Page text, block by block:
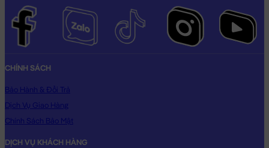
CHÍNH SÁCH
Bảo Hành & Đổi Trả
Dịch Vụ Giao Hàng
Chính Sách Bảo Mật
DỊCH VỤ KHÁCH HÀNG